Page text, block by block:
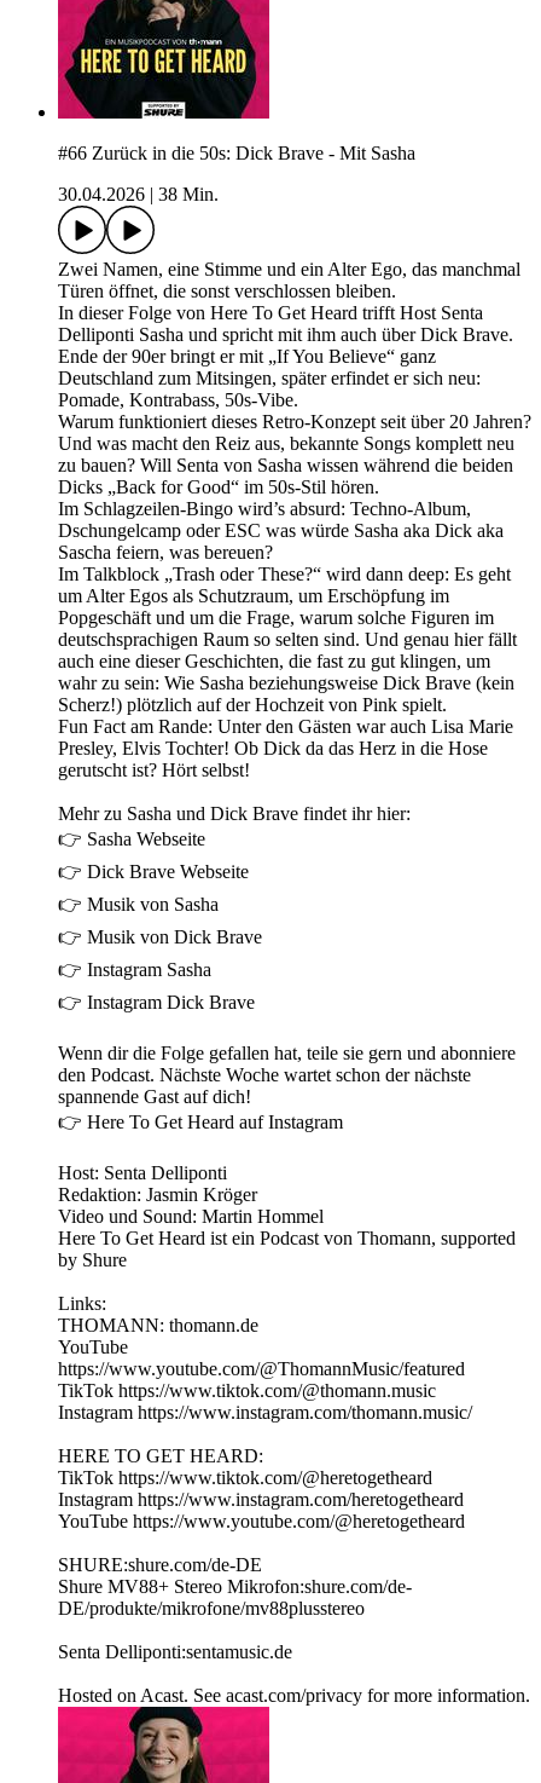
#66 Zurück in die 50s: Dick Brave - Mit Sasha
30.04.2026
38 Min.
Zwei Namen, eine Stimme und ein Alter Ego, das manchmal
Türen öffnet, die sonst verschlossen bleiben.
In dieser Folge von Here To Get Heard trifft Host Senta
Delliponti Sasha und spricht mit ihm auch über Dick Brave.
Ende der 90er bringt er mit „If You Believe“ ganz
Deutschland zum Mitsingen, später erfindet er sich neu:
Pomade, Kontrabass, 50s-Vibe.
Warum funktioniert dieses Retro-Konzept seit über 20 Jahren?
Und was macht den Reiz aus, bekannte Songs komplett neu
zu bauen? Will Senta von Sasha wissen während die beiden
Dicks „Back for Good“ im 50s-Stil hören.
Im Schlagzeilen-Bingo wird’s absurd: Techno-Album,
Dschungelcamp oder ESC was würde Sasha aka Dick aka
Sascha feiern, was bereuen?
Im Talkblock „Trash oder These?“ wird dann deep: Es geht
um Alter Egos als Schutzraum, um Erschöpfung im
Popgeschäft und um die Frage, warum solche Figuren im
deutschsprachigen Raum so selten sind. Und genau hier fällt
auch eine dieser Geschichten, die fast zu gut klingen, um
wahr zu sein: Wie Sasha beziehungsweise Dick Brave (kein
Scherz!) plötzlich auf der Hochzeit von Pink spielt.
Fun Fact am Rande: Unter den Gästen war auch Lisa Marie
Presley, Elvis Tochter! Ob Dick da das Herz in die Hose
gerutscht ist? Hört selbst!
Mehr zu Sasha und Dick Brave findet ihr hier:
👉 Sasha Webseite
👉 Dick Brave Webseite
👉 Musik von Sasha
👉 Musik von Dick Brave
👉 Instagram Sasha
👉 Instagram Dick Brave
Wenn dir die Folge gefallen hat, teile sie gern und abonniere
den Podcast. Nächste Woche wartet schon der nächste
spannende Gast auf dich!
👉 Here To Get Heard auf Instagram
Host: Senta Delliponti
Redaktion: Jasmin Kröger
Video und Sound: Martin Hommel
Here To Get Heard ist ein Podcast von Thomann, supported
by Shure
Links:
THOMANN: thomann.de
YouTube
https://www.youtube.com/@ThomannMusic/featured
TikTok https://www.tiktok.com/@thomann.music
Instagram https://www.instagram.com/thomann.music/
HERE TO GET HEARD:
TikTok https://www.tiktok.com/@heretogetheard
Instagram https://www.instagram.com/heretogetheard
YouTube https://www.youtube.com/@heretogetheard
SHURE:shure.com/de-DE
Shure MV88+ Stereo Mikrofon:shure.com/de-
DE/produkte/mikrofone/mv88plusstereo
Senta Delliponti:sentamusic.de
Hosted on Acast. See acast.com/privacy for more information.